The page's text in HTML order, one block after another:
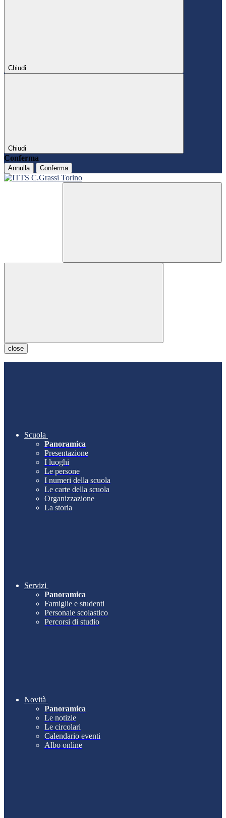
Chiudi
Chiudi
Conferma
Annulla Conferma
close
Scuola
Panoramica
Presentazione
I luoghi
Le persone
I numeri della scuola
Le carte della scuola
Organizzazione
La storia
Servizi
Panoramica
Famiglie e studenti
Personale scolastico
Percorsi di studio
Novità
Panoramica
Le notizie
Le circolari
Calendario eventi
Albo online